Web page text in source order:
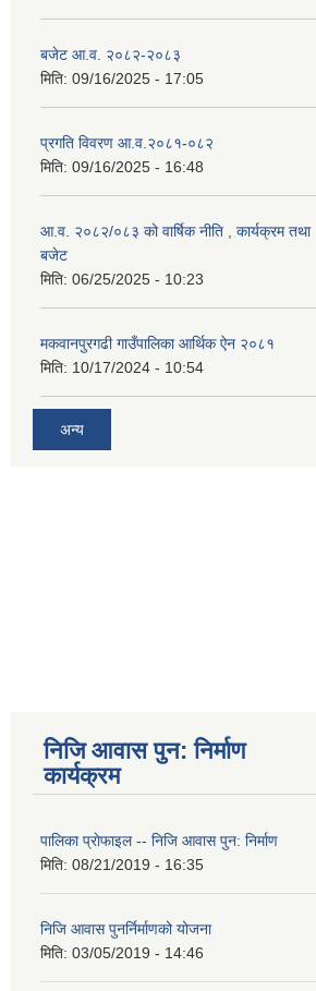
बजेट आ.व. २०८२-२०८३
मिति: 09/16/2025 - 17:05
प्रगति विवरण आ.व.२०८१-०८२
मिति: 09/16/2025 - 16:48
आ.व. २०८२/०८३ को वार्षिक नीति , कार्यक्रम तथा
बजेट
मिति: 06/25/2025 - 10:23
मकवानपुरगढी गाउँपालिका आर्थिक ‌‌‌ऐन २०८१
मिति: 10/17/2024 - 10:54
अन्य
निजि आवास पुन: निर्माण
कार्यक्रम
पालिका प्राेफाइल -- निजि आवास पुन: निर्माण
मिति: 08/21/2019 - 16:35
निजि आवास पुनर्निर्माणको योजना
मिति: 03/05/2019 - 14:46